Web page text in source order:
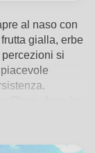
al naso con
gialla, erbe
si
basilica
poi